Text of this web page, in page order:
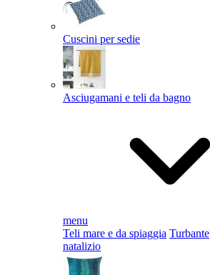
Cuscini per sedie
Asciugamani e teli da bagno
menu
Teli mare e da spiaggia Turbante
natalizio